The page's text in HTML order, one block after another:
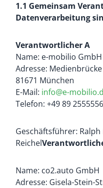
1.1 Gemeinsam
Datenverarbeitung
Verantwortlicher A
Name: e-mobilio GmbH
Adresse: Medienbrücke
81671 München
E-Mail: info@e-
Telefon: +49 89
Geschäftsführer: Ralph
Reichel
Name: co2.auto GmbH
Adresse: Gisela-Stein-